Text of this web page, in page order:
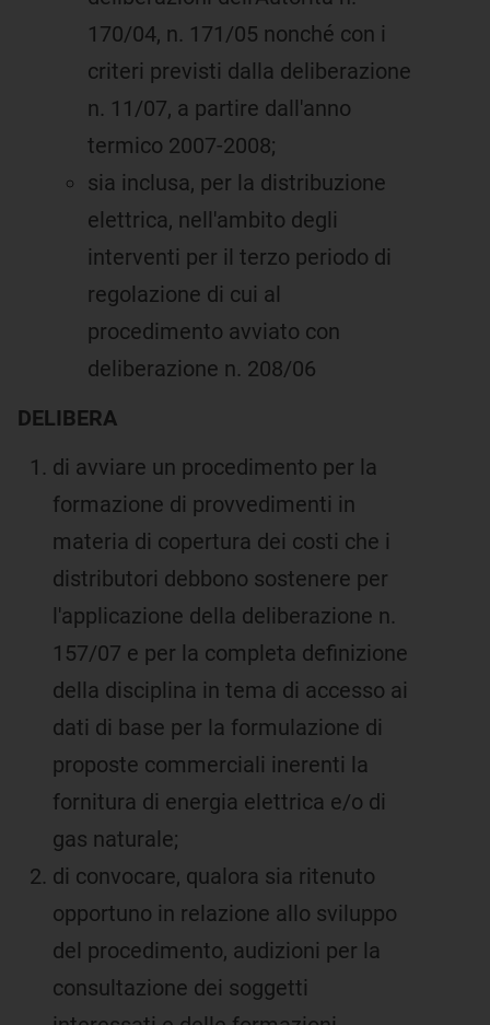
170/04, n. 171/05 nonché con i
criteri previsti dalla deliberazione
n. 11/07, a partire dall'anno
termico 2007-2008;
sia inclusa, per la distribuzione
elettrica, nell'ambito degli
interventi per il terzo periodo di
regolazione di cui al
procedimento avviato con
deliberazione n. 208/06
DELIBERA
di avviare un procedimento per la
formazione di provvedimenti in
materia di copertura dei costi che i
distributori debbono sostenere per
l'applicazione della deliberazione n.
157/07 e per la completa definizione
della disciplina in tema di accesso ai
dati di base per la formulazione di
proposte commerciali inerenti la
fornitura di energia elettrica e/o di
gas naturale;
di convocare, qualora sia ritenuto
opportuno in relazione allo sviluppo
del procedimento, audizioni per la
consultazione dei soggetti